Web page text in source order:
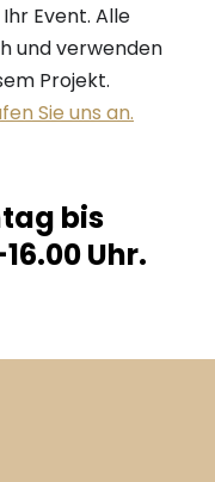
Event. Alle
und verwenden
Projekt.
Sie uns an.
bis
Uhr.